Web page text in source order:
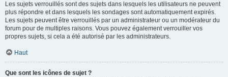
Les sujets verrouillés sont des sujets dans lesquels les utilisateurs ne peuvent
plus répondre et dans lesquels les sondages sont automatiquement expirés.
Les sujets peuvent être verrouillés par un administrateur ou un modérateur du
forum pour de multiples raisons. Vous pouvez également verrouiller vos
propres sujets, si cela a été autorisé par les administrateurs.
Haut
Que sont les icônes de sujet ?